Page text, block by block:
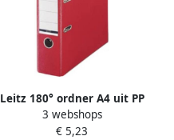
Leitz 180° ordner A4 uit PP
rug van 8 cm rood
3 webshops
€ 5,23